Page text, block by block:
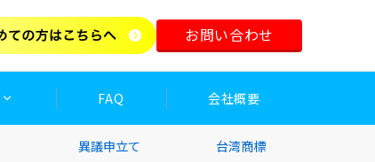
お問い合わせ
FAQ 会社概要
異議申立て 台湾商標